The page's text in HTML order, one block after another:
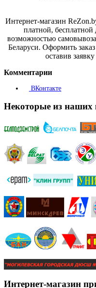
Интернет-магазин
платной,
возможностью
Беларуси. Оформить
оставив
Комментарии
ВКонтакте
Некоторые из наших
Интернет-магазин